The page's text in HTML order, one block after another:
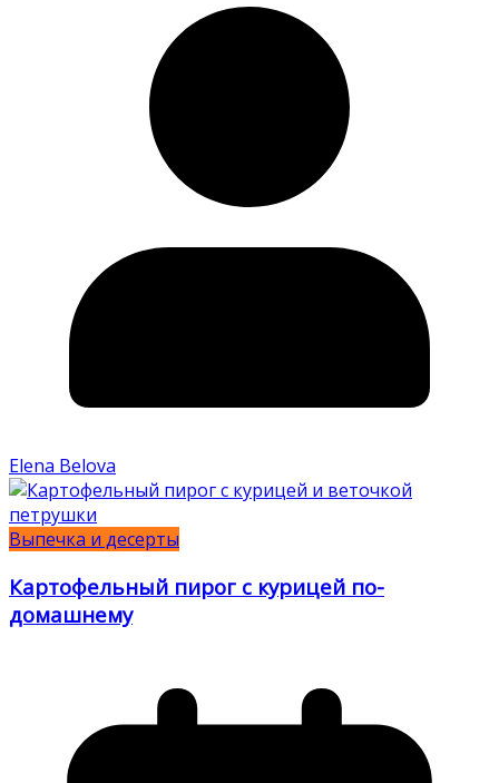
Elena Belova
Выпечка и десерты
Картофельный пирог с курицей по-
домашнему